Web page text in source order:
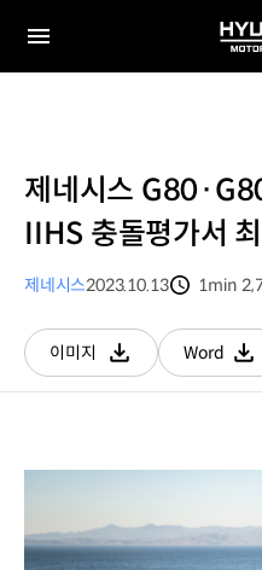
전체
제네시스
IIHS 충돌평가서
제네시스2023.10.13
1min
이미지
다운로드
Word
다운